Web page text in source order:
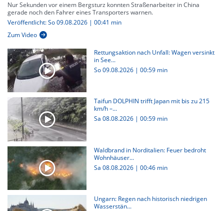
Nur Sekunden vor einem Bergsturz konnten Straßenarbeiter in China
gerade noch den Fahrer eines Transporters warnen.
Veröffentlicht: So 09.08.2026 | 00:41 min
Zum Video
Rettungsaktion nach Unfall: Wagen versinkt
in See...
So 09.08.2026 | 00:59 min
Taifun DOLPHIN trifft Japan mit bis zu 215
km/h –...
Sa 08.08.2026 | 00:59 min
Waldbrand in Norditalien: Feuer bedroht
Wohnhäuser...
Sa 08.08.2026 | 00:46 min
Ungarn: Regen nach historisch niedrigen
Wasserstän...